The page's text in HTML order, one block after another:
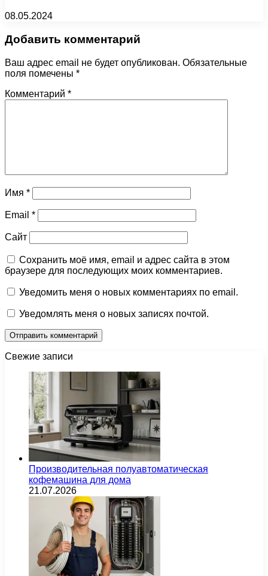
08.05.2024
Добавить комментарий
Ваш адрес email не будет опубликован. Обязательные
поля помечены *
Комментарий *
Имя *
Email *
Сайт
Сохранить моё имя, email и адрес сайта в этом
браузере для последующих моих комментариев.
Уведомить меня о новых комментариях по email.
Уведомлять меня о новых записях почтой.
Свежие записи
Производительная полуавтоматическая
кофемашина для дома
21.07.2026